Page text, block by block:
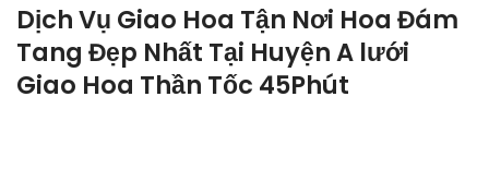
Dịch Vụ Giao Hoa Tận Nơi Hoa Đám
Tang Đẹp Nhất Tại Huyện A lưới
Giao Hoa Thần Tốc 45Phút